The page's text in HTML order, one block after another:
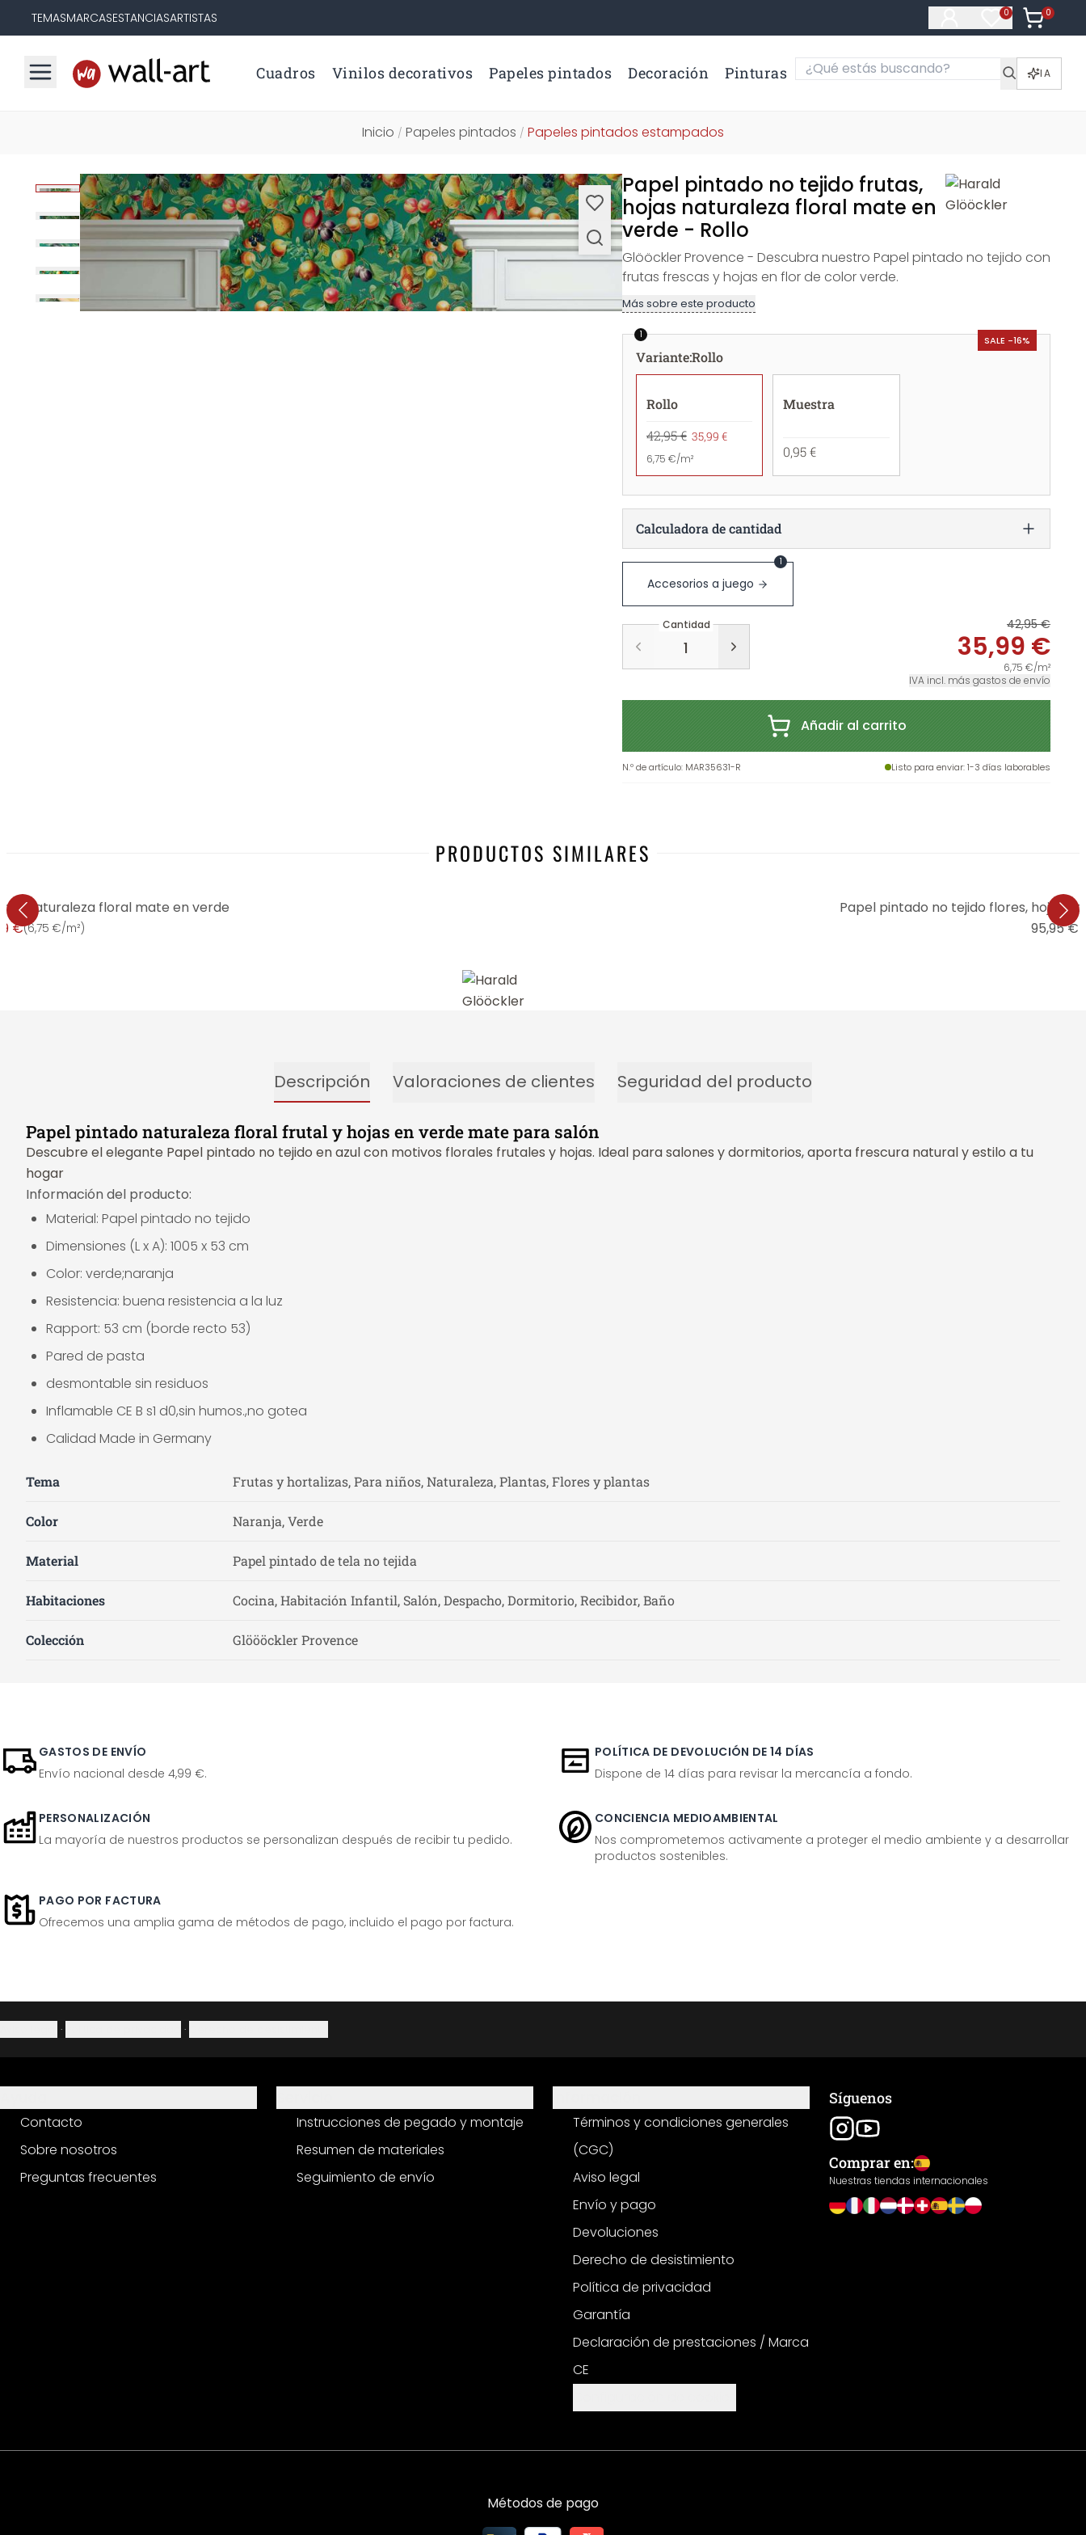
TEMASMARCASESTANCIASARTISTAS 0
Artículos en
0
Artículos
Cuadros Vinilos decorativos Papeles pintados Decoración Pinturas IA
Inicio / Papeles pintados / Papeles pintados estampados
Papel pintado no tejido frutas,
hojas naturaleza floral mate en
verde - Rollo
Glööckler Provence - Descubra nuestro Papel pintado no tejido con
frutas frescas y hojas en flor de color verde.
Más sobre este producto
SALE -16%
1
Variante:Rollo
Rollo
42,95 € 35,99 €
6,75 €/m²
Muestra
0,95 €
Calculadora de cantidad
Accesorios a juego
1
Cantidad 42,95 €
35,99 €
6,75 €/m²
IVA incl. más gastos de envío
Añadir al carrito
N.º de artículo: MAR35631-R Listo para enviar: 1-3 días laborables
PRODUCTOS SIMILARES
naturaleza floral mate en verde
€(6,75 €/m²)
Papel pintado no tejido flores, hojas
95,95 €
Descripción Valoraciones de clientes Seguridad del producto
Papel pintado naturaleza floral frutal y hojas en verde mate para salón
Descubre el elegante Papel pintado no tejido en azul con motivos florales frutales y hojas. Ideal para salones y dormitorios, aporta frescura natural y estilo a tu
hogar
Información del producto:
Material: Papel pintado no tejido
Dimensiones (L x A): 1005 x 53 cm
Color: verde;naranja
Resistencia: buena resistencia a la luz
Rapport: 53 cm (borde recto 53)
Pared de pasta
desmontable sin residuos
Inflamable CE B s1 d0,sin humos.,no gotea
Calidad Made in Germany
Tema Frutas y hortalizas, Para niños, Naturaleza, Plantas, Flores y plantas
Color Naranja, Verde
Material Papel pintado de tela no tejida
Habitaciones Cocina, Habitación Infantil, Salón, Despacho, Dormitorio, Recibidor, Baño
Colección Glöööckler Provence
GASTOS DE ENVÍO
Envío nacional desde 4,99 €.
POLÍTICA DE DEVOLUCIÓN DE 14 DÍAS
Dispone de 14 días para revisar la mercancía a fondo.
PERSONALIZACIÓN
La mayoría de nuestros productos se personalizan después de recibir tu pedido.
CONCIENCIA MEDIOAMBIENTAL
Nos comprometemos activamente a proteger el medio ambiente y a desarrollar
productos sostenibles.
PAGO POR FACTURA
Ofrecemos una amplia gama de métodos de pago, incluido el pago por factura.
· ·
Contacto
Sobre nosotros
Preguntas frecuentes
Instrucciones de pegado y montaje
Resumen de materiales
Seguimiento de envío
Términos y condiciones generales
(CGC)
Aviso legal
Envío y pago
Devoluciones
Derecho de desistimiento
Política de privacidad
Garantía
Declaración de prestaciones / Marca
CE
Síguenos
Comprar en:
Nuestras tiendas internacionales
Métodos de pago